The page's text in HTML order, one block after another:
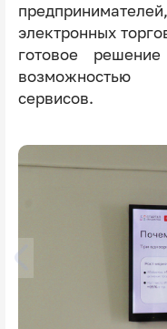
электронных
готовое
возможностью
сервисов.